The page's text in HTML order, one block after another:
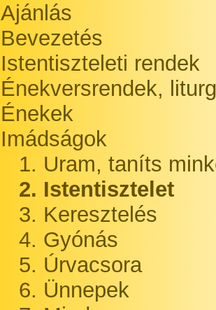
Ajánlás
Bevezetés
Istentiszteleti rendek
Énekversrendek,
Énekek
Imádságok
1. Uram, taníts
2. Istentisztelet
3. Keresztelés
4. Gyónás
5. Úrvacsora
6. Ünnepek